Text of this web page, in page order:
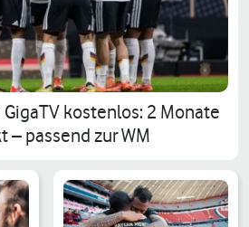
GigaTV kostenlos: 2 Monate
– passend zur WM